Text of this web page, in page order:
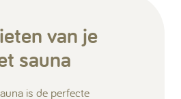
van je
sauna
is de perfecte